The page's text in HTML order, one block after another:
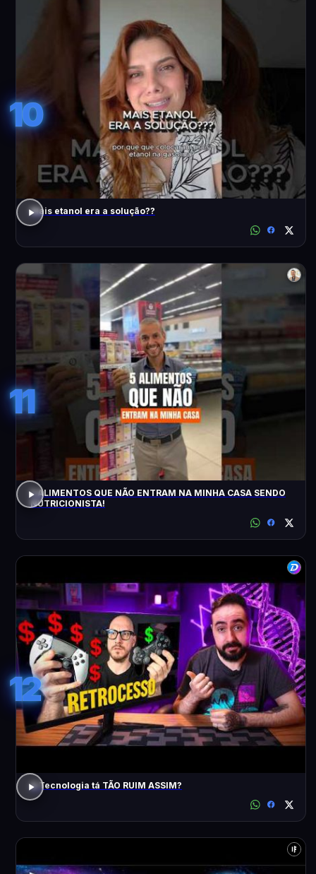
10
Mais etanol era a solução??
11
5 ALIMENTOS QUE NÃO ENTRAM NA MINHA CASA SENDO
NUTRICIONISTA!
12
A Tecnologia tá TÃO RUIM ASSIM?